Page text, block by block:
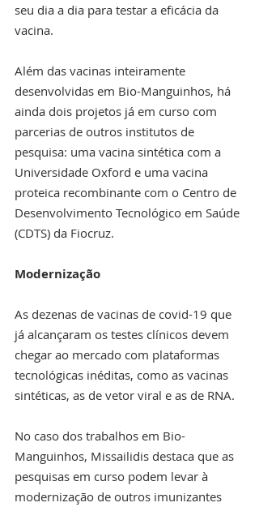
seu dia a dia para testar a eficácia da
vacina.
Além das vacinas inteiramente
desenvolvidas em Bio-Manguinhos, há
ainda dois projetos já em curso com
parcerias de outros institutos de
pesquisa: uma vacina sintética com a
Universidade Oxford e uma vacina
proteica recombinante com o Centro de
Desenvolvimento Tecnológico em Saúde
(CDTS) da Fiocruz.
Modernização
As dezenas de vacinas de covid-19 que
já alcançaram os testes clínicos devem
chegar ao mercado com plataformas
tecnológicas inéditas, como as vacinas
sintéticas, as de vetor viral e as de RNA.
No caso dos trabalhos em Bio-
Manguinhos, Missailidis destaca que as
pesquisas em curso podem levar à
modernização de outros imunizantes